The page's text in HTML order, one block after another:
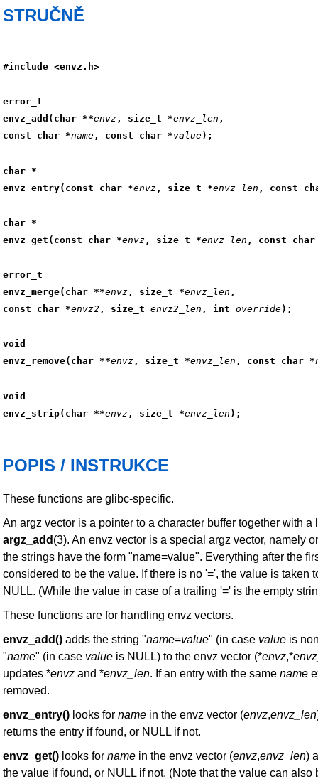
STRUČNĚ
#include <envz.h>
error_t
envz_add(char **envz , size_t *envz_len ,
const char *name, const char *value);
char *
envz_entry(const char *envz , size_t *envz_len , const
char *
envz_get(const char *envz , size_t *envz_len , const
error_t
envz_merge(char **envz , size_t *envz_len ,
const char *envz2 , size_t envz2_len , int override);
void
envz_remove(char **envz , size_t *envz_len , const char *
void
envz_strip(char **envz , size_t *envz_len );
POPIS / INSTRUKCE
These functions are glibc-specific.
An argz vector is a pointer to a character buffer together with a
argz_add (3). An envz vector is a special argz vector, namely
the strings have the form "name=value". Everything after the
considered to be the value. If there is no '=', the value is taken
NULL. (While the value in case of a trailing '=' is the empty
These functions are for handling envz vectors.
envz_add() adds the string "name=value" (in case value is
"name" (in case value is NULL) to the envz vector (*envz,*
updates *envz and *envz_len. If an entry with the same name
removed.
envz_entry() looks for name in the envz vector (envz,envz_len
returns the entry if found, or NULL if not.
envz_get() looks for name in the envz vector (envz,envz_len)
the value if found, or NULL if not. (Note that the value can also